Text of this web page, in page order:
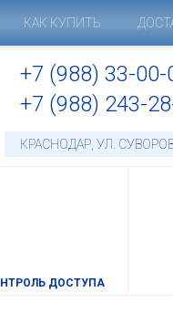
КАК КУПИТЬ
+7 (988) 33-00-
+7 (988) 243-
КРАСНОДАР, УЛ.
ДОСТУПА